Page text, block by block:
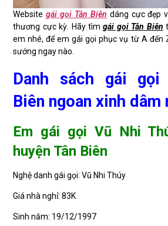
Websitegái gọi Tân Biên dáng cực đẹp
thương cực kỳ. Hãy tìmgái gọi Tân Biên
em nhé, để em gái gọi phục vụ từ A đến
sướng ngay nào.
Danh sách gái gọi
Biên ngoan xinh
Em gái gọi Vũ Nhi
huyện Tân Biên
Nghệ danh gái gọi: Vũ Nhi Thúy
Giá nhà nghỉ: 83K
Sinh năm: 19/12/1997